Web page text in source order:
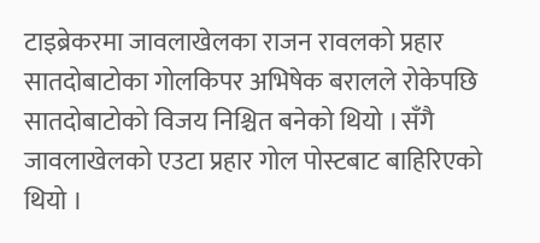
टाइब्रेकरमा जावलाखेलका राजन रावलको प्रहार
सातदोबाटोका गोलकिपर अभिषेक बरालले रोकेपछि
सातदोबाटोको विजय निश्चित बनेको थियो । सँगै
जावलाखेलको एउटा प्रहार गोल पोस्टबाट बाहिरिएको
थियो ।